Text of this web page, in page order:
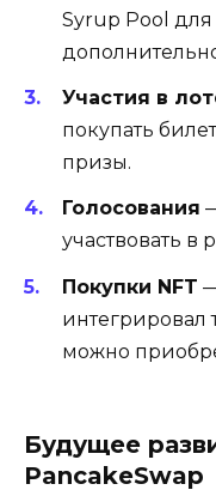
Syrup Pool
Участия в
покупать
призы.
Голосования
участвовать
Покупки NFT
интегрировал
можно
Будущее
PancakeSwap